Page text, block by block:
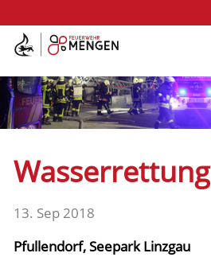
Kontakt Impressum
Die Feuerwehr
Fachdienste
Fahrzeuge
Wasserrettung
13. Sep 2018
Pfullendorf, Seepark Linzgau